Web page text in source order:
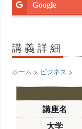
Google
講義詳細
ホーム > ビジネス >
講座名
大学